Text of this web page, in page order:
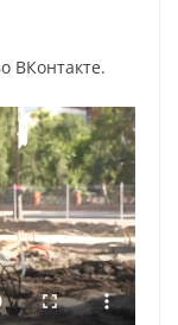
ВКонтакте.